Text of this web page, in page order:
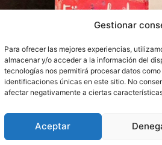
Gestionar
Para ofrecer las mejores experiencias,
almacenar y/o acceder a la información del
tecnologías nos permitirá procesar datos
identificaciones únicas en este sitio. No
afectar negativamente a ciertas
Aceptar